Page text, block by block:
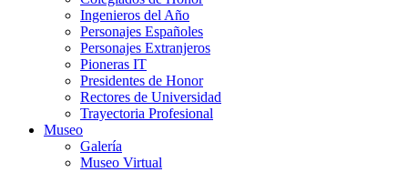
Ingenieros del Año
Personajes Españoles
Personajes Extranjeros
Pioneras IT
Presidentes de Honor
Rectores de Universidad
Trayectoria Profesional
Museo
Galería
Museo Virtual